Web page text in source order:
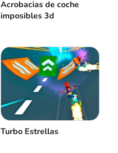
Acrobacias de coche
imposibles 3d
Turbo Estrellas